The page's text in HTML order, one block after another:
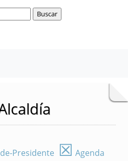
Presidente ☒ Agenda